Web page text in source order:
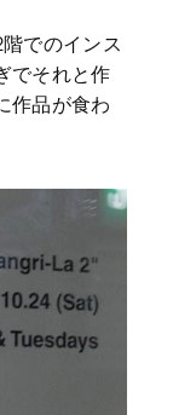
でのインス
でそれと作
作品が食わ